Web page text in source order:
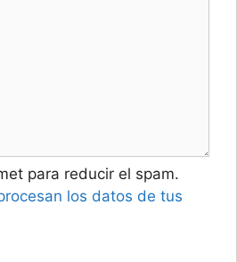
para reducir el spam.
los datos de tus